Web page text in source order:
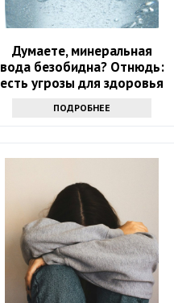
Думаете, минеральная
вода безобидна? Отнюдь:
есть угрозы для здоровья
ПОДРОБНЕЕ